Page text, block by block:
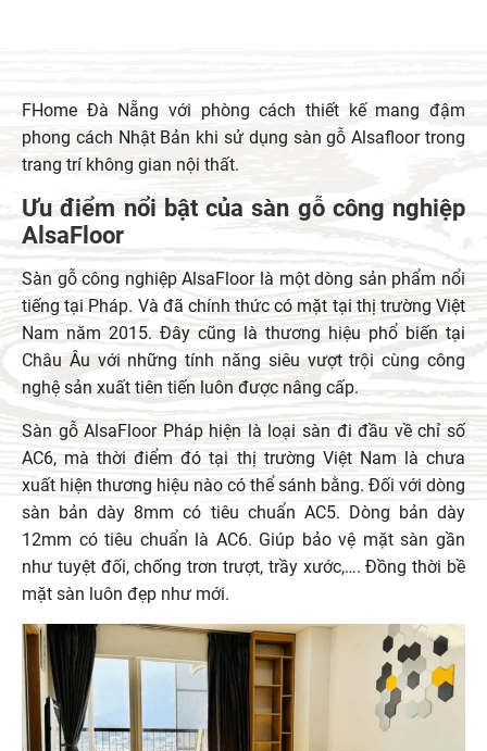
FHome Đà Nẵng với phòng cách thiết kế mang đậm
phong cách Nhật Bản khi sử dụng sàn gỗ Alsafloor trong
trang trí không gian nội thất.
Ưu điểm nổi bật của sàn gỗ công nghiệp
AlsaFloor
Sàn gỗ công nghiệp AlsaFloor là một dòng sản phẩm nổi
tiếng tại Pháp. Và đã chính thức có mặt tại thị trường Việt
Nam năm 2015. Đây cũng là thương hiệu phổ biến tại
Châu Âu với những tính năng siêu vượt trội cùng công
nghệ sản xuất tiên tiến luôn được nâng cấp.
Sàn gỗ AlsaFloor Pháp hiện là loại sàn đi đầu về chỉ số
AC6, mà thời điểm đó tại thị trường Việt Nam là chưa
xuất hiện thương hiệu nào có thể sánh bằng. Đối với dòng
sàn bản dày 8mm có tiêu chuẩn AC5. Dòng bản dày
12mm có tiêu chuẩn là AC6. Giúp bảo vệ mặt sàn gần
như tuyệt đối, chống trơn trượt, trầy xước,…. Đồng thời bề
mặt sàn luôn đẹp như mới.